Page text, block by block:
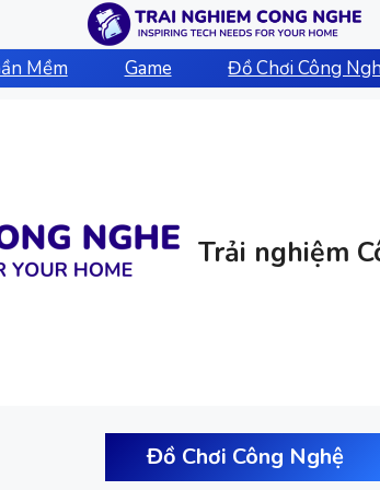
Mềm Game Đồ Chơi Công
Trải nghiệm
Đồ Chơi Công Nghệ